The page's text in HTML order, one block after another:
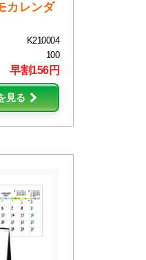
カレンダ
K210004
100
早割156円
見る